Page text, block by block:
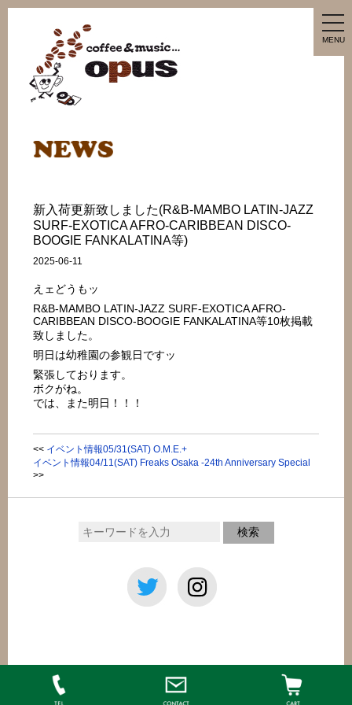
MENU
新入荷更新致しました(R&B-MAMBO LATIN-JAZZ
SURF-EXOTICA AFRO-CARIBBEAN DISCO-
BOOGIE FANKALATINA等)
2025-06-11
えェどうもッ
R&B-MAMBO LATIN-JAZZ SURF-EXOTICA AFRO-
CARIBBEAN DISCO-BOOGIE FANKALATINA等10枚掲載
致しました。
明日は幼稚園の参観日ですッ
緊張しております。
ボクがね。
では、また明日！！！
<< イベント情報05/31(SAT) O.M.E.+
イベント情報04/11(SAT) Freaks Osaka -24th Anniversary Special
>>